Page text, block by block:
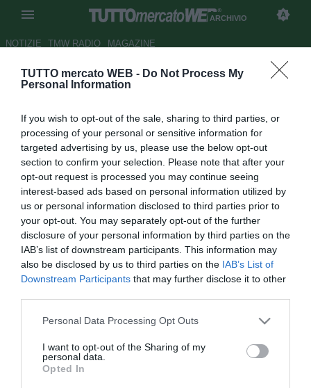
TUTTO mercato WEB - Do Not Process My
Personal Information
If you wish to opt-out of the sale, sharing to third parties, or
processing of your personal or sensitive information for
targeted advertising by us, please use the below opt-out
section to confirm your selection. Please note that after your
opt-out request is processed you may continue seeing
interest-based ads based on personal information utilized by
us or personal information disclosed to third parties prior to
your opt-out. You may separately opt-out of the further
disclosure of your personal information by third parties on the
IAB’s list of downstream participants. This information may
also be disclosed by us to third parties on the IAB’s List of
Downstream Participants that may further disclose it to other
Personal Data Processing Opt Outs
I want to opt-out of the Sharing of my
personal data.
Opted In
ARCHIVIO
NOTIZIE TMW RADIO MAGAZINE
Roma, Spalletti: "Partita
Autore Redazione TMW.
25.01.2009 17:30
vedi letture